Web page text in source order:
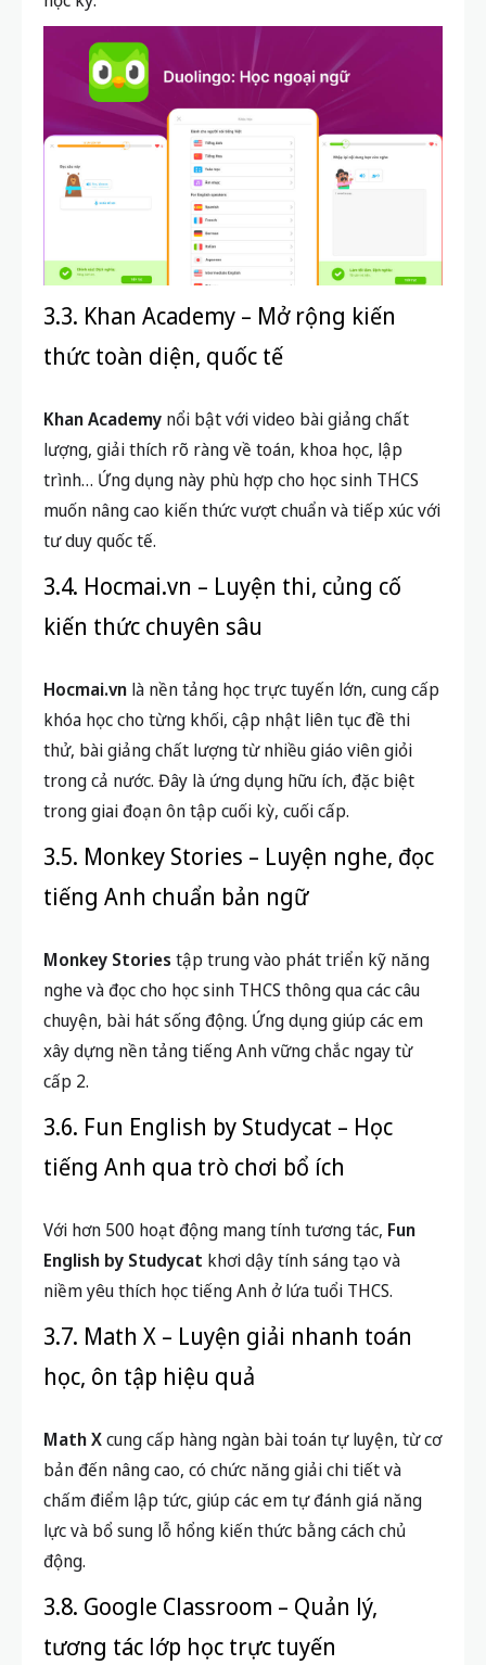
3.3. Khan Academy – Mở rộng kiến
thức toàn diện, quốc tế
Khan Academy nổi bật với video bài giảng chất
lượng, giải thích rõ ràng về toán, khoa học, lập
trình… Ứng dụng này phù hợp cho học sinh THCS
muốn nâng cao kiến thức vượt chuẩn và tiếp xúc với
tư duy quốc tế.
3.4. Hocmai.vn – Luyện thi, củng cố
kiến thức chuyên sâu
Hocmai.vn là nền tảng học trực tuyến lớn, cung cấp
khóa học cho từng khối, cập nhật liên tục đề thi
thử, bài giảng chất lượng từ nhiều giáo viên giỏi
trong cả nước. Đây là ứng dụng hữu ích, đặc biệt
trong giai đoạn ôn tập cuối kỳ, cuối cấp.
3.5. Monkey Stories – Luyện nghe, đọc
tiếng Anh chuẩn bản ngữ
Monkey Storiestập trung vào phát triển kỹ năng
nghe và đọc cho học sinh THCS thông qua các câu
chuyện, bài hát sống động. Ứng dụng giúp các em
xây dựng nền tảng tiếng Anh vững chắc ngay từ
cấp 2.
3.6. Fun English by Studycat – Học
tiếng Anh qua trò chơi bổ ích
Với hơn 500 hoạt động mang tính tương tác, Fun
English by Studycat khơi dậy tính sáng tạo và
niềm yêu thích học tiếng Anh ở lứa tuổi THCS.
3.7. Math X – Luyện giải nhanh toán
học, ôn tập hiệu quả
Math Xcung cấp hàng ngàn bài toán tự luyện, từ cơ
bản đến nâng cao, có chức năng giải chi tiết và
chấm điểm lập tức, giúp các em tự đánh giá năng
lực và bổ sung lỗ hổng kiến thức bằng cách chủ
động.
3.8. Google Classroom – Quản lý,
tương tác lớp học trực tuyến